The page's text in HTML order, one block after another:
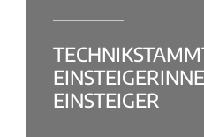
EINSTEIGER